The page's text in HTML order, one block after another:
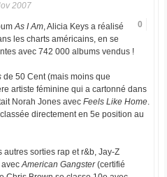
2007
0
As I Am, Alicia Keys a réalisé
les charts américains, en se
avec 742 000 albums vendus !
de 50 Cent (mais moins que
artiste féminine qui a cartonné dans
Norah Jones avec Feels Like Home.
directement en 5e position au
autres sorties rap et r&b, Jay-Z
avecAmerican Gangster(certifié